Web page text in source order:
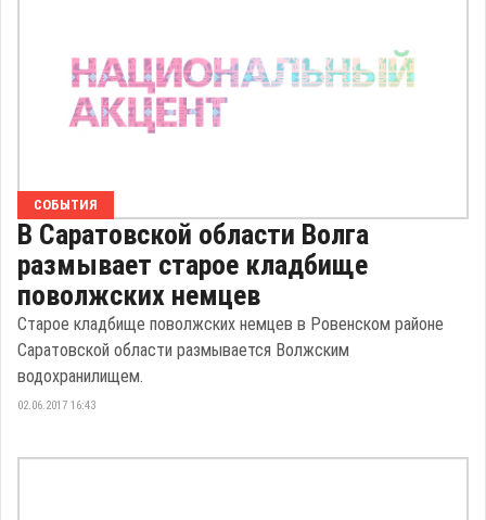
СОБЫТИЯ
В Саратовской области Волга
размывает старое кладбище
поволжских немцев
Старое кладбище поволжских немцев в Ровенском районе
Саратовской области размывается Волжским
водохранилищем.
02.06.2017 16:43